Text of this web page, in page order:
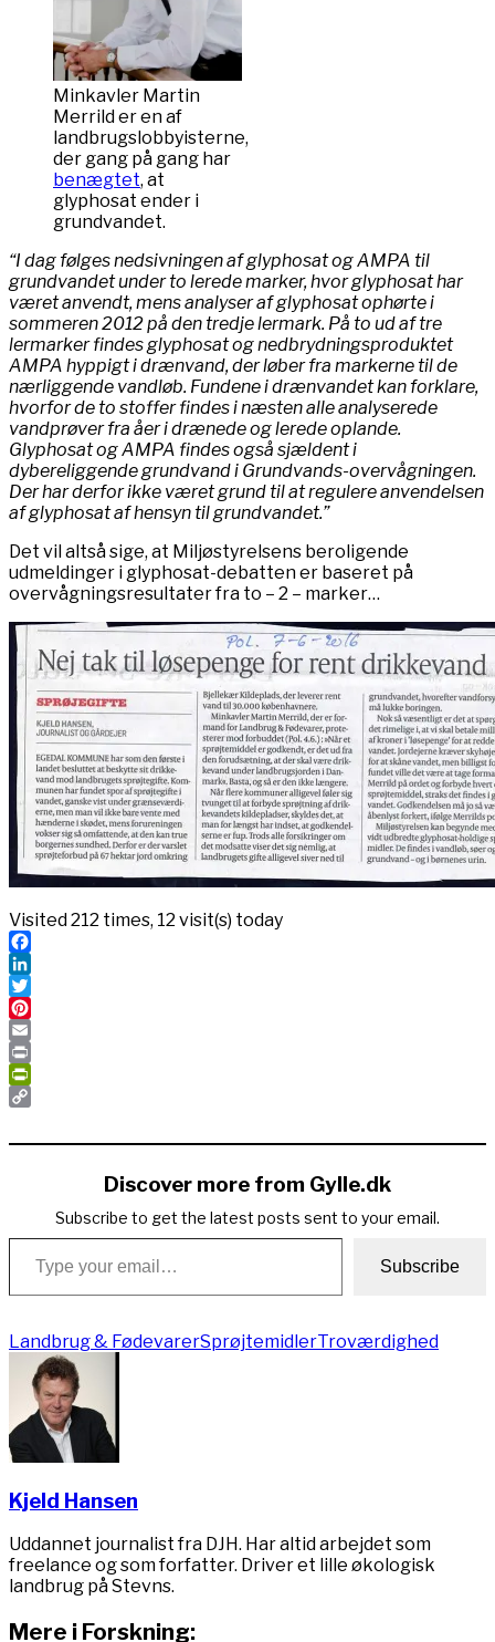
Minkavler Martin
Merrild er en af
landbrugslobbyisterne,
der gang på gang har
benægtet, at
glyphosat ender i
grundvandet.
“I dag følges nedsivningen af glyphosat og AMPA til
grundvandet under to lerede marker, hvor glyphosat har
været anvendt, mens analyser af glyphosat ophørte i
sommeren 2012 på den tredje lermark. På to ud af tre
lermarker findes glyphosat og nedbrydningsproduktet
AMPA hyppigt i drænvand, der løber fra markerne til de
nærliggende vandløb. Fundene i drænvandet kan forklare,
hvorfor de to stoffer findes i næsten alle analyserede
vandprøver fra åer i drænede og lerede oplande.
Glyphosat og AMPA findes også sjældent i
dybereliggende grundvand i Grundvands-overvågningen.
Der har derfor ikke været grund til at regulere anvendelsen
af glyphosat af hensyn til grundvandet.”
Det vil altså sige, at Miljøstyrelsens beroligende
udmeldinger i glyphosat-debatten er baseret på
overvågningsresultater fra to – 2 – marker…
Visited 212 times, 12 visit(s) today
Facebook
LinkedIn
Twitter
Pinterest
Email
Print
PrintFriendly
Link
Discover more from Gylle.dk
Subscribe to get the latest posts sent to your email.
Type your email…
Subscribe
Landbrug & FødevarerSprøjtemidlerTroværdighed
Kjeld Hansen
Uddannet journalist fra DJH. Har altid arbejdet som
freelance og som forfatter. Driver et lille økologisk
landbrug på Stevns.
Mere i Forskning: